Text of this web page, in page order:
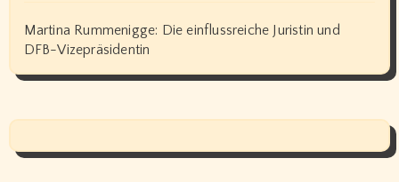
Martina Rummenigge: Die einflussreiche Juristin und
DFB-Vizepräsidentin